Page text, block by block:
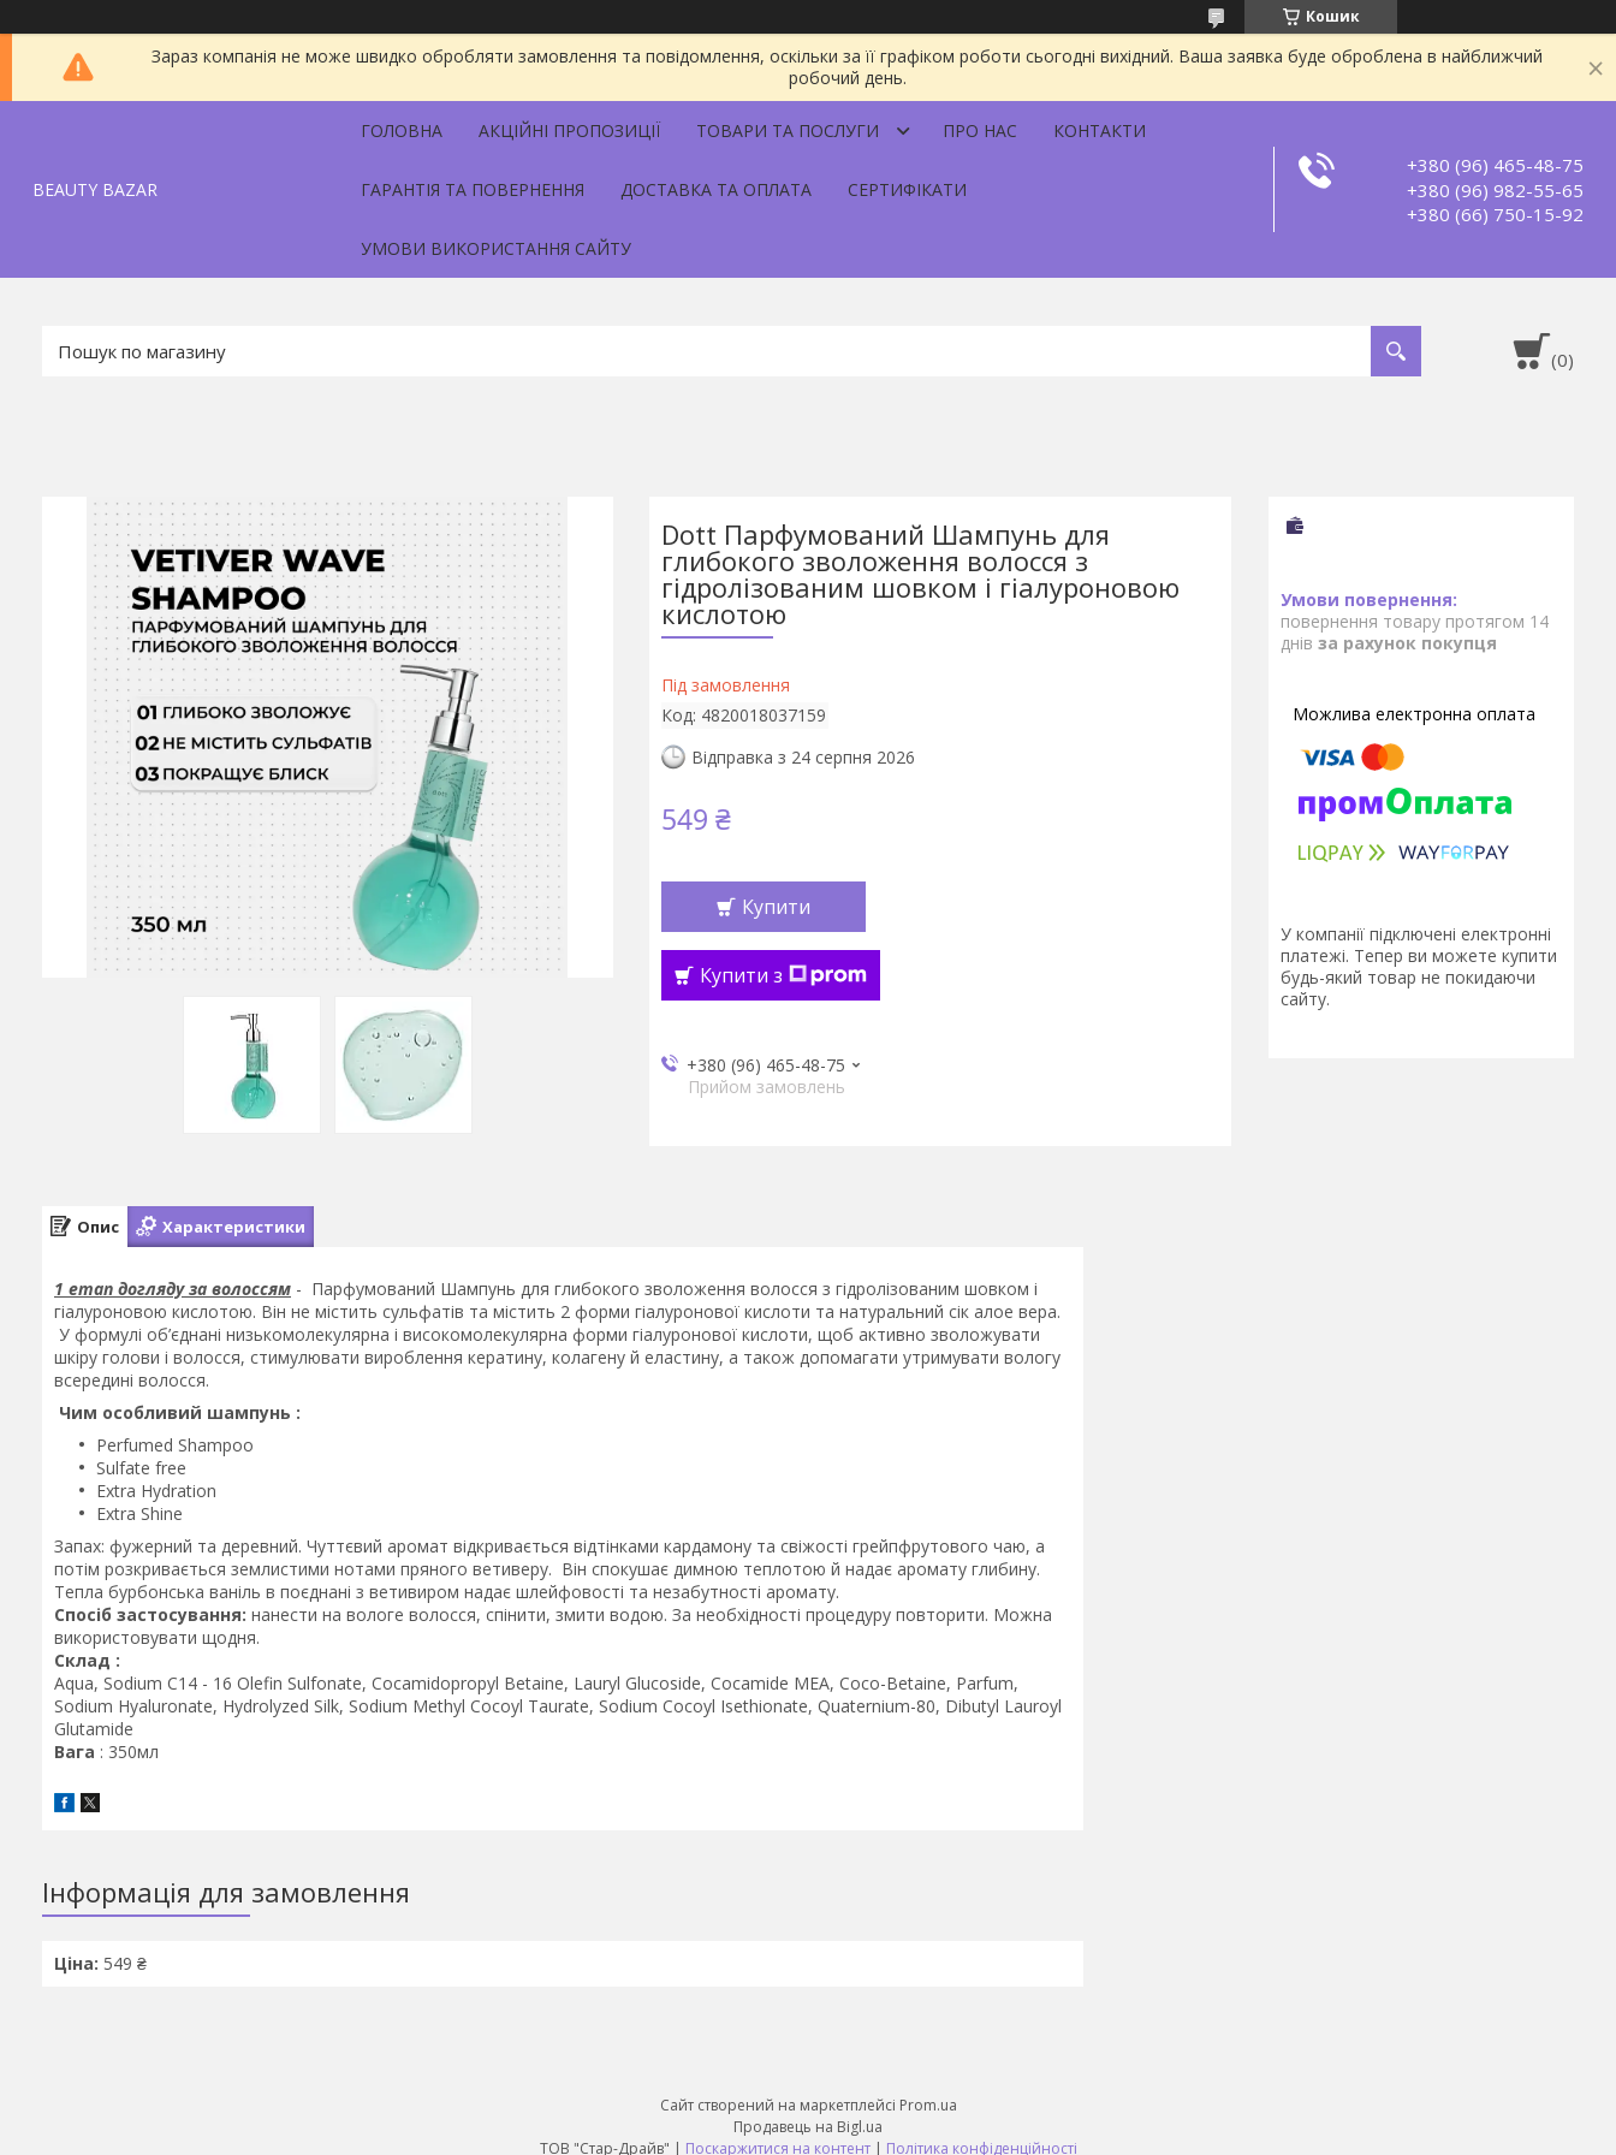
Кошик
Зараз компанія не може швидко обробляти замовлення та повідомлення, оскільки за її графіком роботи сьогодні вихідний. Ваша заявка буде оброблена в найближчий
робочий день.
BEAUTY BAZAR
ГОЛОВНА АКЦІЙНІ ПРОПОЗИЦІЇ ТОВАРИ ТА ПОСЛУГИ ПРО НАС КОНТАКТИ
ГАРАНТІЯ ТА ПОВЕРНЕННЯ ДОСТАВКА ТА ОПЛАТА СЕРТИФІКАТИ
УМОВИ ВИКОРИСТАННЯ САЙТУ
+380 (96) 465-48-75
+380 (96) 982-55-65
+380 (66) 750-15-92
Dott Парфумований Шампунь для
глибокого зволоження волосся з
гідролізованим шовком і гіалуроновою
кислотою
Під замовлення
Код: 4820018037159
Відправка з 24 серпня 2026
549 ₴
Купити
Купити з
+380 (96) 465-48-75
Прийом замовлень
повернення товару протягом 14
днів за рахунок покупця
У компанії підключені електронні
платежі. Тепер ви можете купити
будь-який товар не покидаючи
сайту.
Опис Характеристики
1 етап догляду за волоссям - Парфумований Шампунь для глибокого зволоження волосся з гідролізованим шовком і
гіалуроновою кислотою. Він не містить сульфатів та містить 2 форми гіалуронової кислоти та натуральний сік алое вера.
У формулі об’єднані низькомолекулярна і високомолекулярна форми гіалуронової кислоти, щоб активно зволожувати
шкіру голови і волосся, стимулювати вироблення кератину, колагену й еластину, а також допомагати утримувати вологу
всередині волосся.
Чим особливий шампунь :
Perfumed Shampoo
Sulfate free
Extra Hydration
Extra Shine
Запах: фужерний та деревний. Чуттєвий аромат відкривається відтінками кардамону та свіжості грейпфрутового чаю, а
потім розкривається землистими нотами пряного ветиверу. Він спокушає димною теплотою й надає аромату глибину.
Тепла бурбонська ваніль в поєднані з ветивиром надає шлейфовості та незабутності аромату.
Спосіб застосування: нанести на вологе волосся, спінити, змити водою. За необхідності процедуру повторити. Можна
використовувати щодня.
Склад :
Aqua, Sodium C14 - 16 Olefin Sulfonate, Cocamidopropyl Betaine, Lauryl Glucoside, Cocamide MEA, Coco-Betaine, Parfum,
Sodium Hyaluronate, Hydrolyzed Silk, Sodium Methyl Cocoyl Taurate, Sodium Cocoyl Isethionate, Quaternium-80, Dibutyl Lauroyl
Glutamide
Вага : 350мл
Інформація для замовлення
Ціна: 549 ₴
Сайт створений на маркетплейсі Prom.ua
Продавець на Bigl.ua
ТОВ "Стар-Драйв" | Поскаржитися на контент | Політика конфіденційності